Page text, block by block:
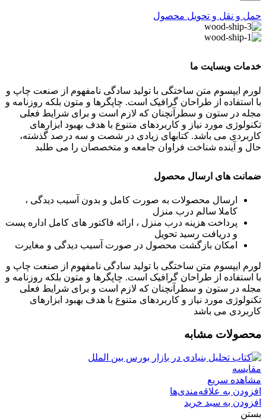
حمل و نقل و تحویل محصول
خدمات وبسایت ما
لورم ایپسوم متن ساختگی با تولید سادگی نامفهوم از صنعت چاپ و
با استفاده از طراحان گرافیک است. چاپگرها و متون بلکه روزنامه و
مجله در ستون و سطرآنچنان که لازم است و برای شرایط فعلی
تکنولوژی مورد نیاز و کاربردهای متنوع با هدف بهبود ابزارهای
کاربردی می باشد. کتابهای زیادی در شصت و سه درصد گذشته،
حال و آینده شناخت فراوان جامعه و متخصصان را می طلبد
ضمانت های ارسال محصول
ارسال محصولات به صورت کامل و بدون آسیب دیدگی ،
کاملا سالم درب منزل
پرداخت هزینه درب منزل ، ارائه فاکتور های کامل اداره پست
و دریافت رسید تحویل
امکان بازگشت محصول در صورت آسیب دیدگی و مغایرت
لورم ایپسوم متن ساختگی با تولید سادگی نامفهوم از صنعت چاپ و
با استفاده از طراحان گرافیک است. چاپگرها و متون بلکه روزنامه و
مجله در ستون و سطرآنچنان که لازم است و برای شرایط فعلی
تکنولوژی مورد نیاز و کاربردهای متنوع با هدف بهبود ابزارهای
کاربردی می باشد
محصولات مشابه
مقایسه
مشاهده سریع
افزودن به علاقه‌مندی‌ها
افزودن به سبد خرید
بستن